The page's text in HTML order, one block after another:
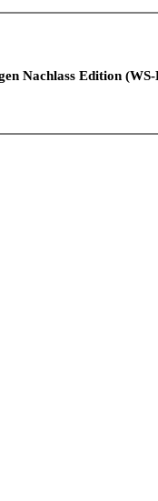
Nachlass Edition